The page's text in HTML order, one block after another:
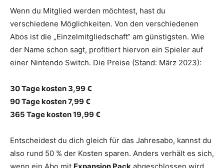
Wenn du Mitglied werden möchtest, hast du
verschiedene Möglichkeiten. Von den verschiedenen
Abos ist die „Einzelmitgliedschaft“ am günstigsten. Wie
der Name schon sagt, profitiert hiervon ein Spieler auf
einer Nintendo Switch. Die Preise (Stand: März 2023):
30 Tage kosten 3,99 €
90 Tage kosten 7,99 €
365 Tage kosten 19,99 €
Entscheidest du dich gleich für das Jahresabo, kannst du
also rund 50 % der Kosten sparen. Anders verhält es sich,